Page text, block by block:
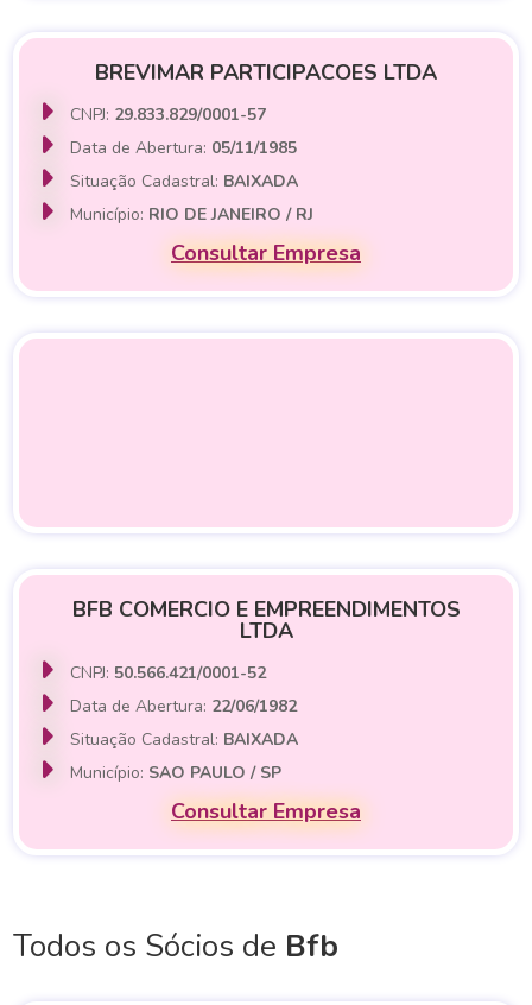
BREVIMAR PARTICIPACOES LTDA
CNPJ: 29.833.829/0001-57
Data de Abertura: 05/11/1985
Situação Cadastral: BAIXADA
Município: RIO DE JANEIRO / RJ
Consultar Empresa
BFB COMERCIO E EMPREENDIMENTOS
LTDA
CNPJ: 50.566.421/0001-52
Data de Abertura: 22/06/1982
Situação Cadastral: BAIXADA
Município: SAO PAULO / SP
Consultar Empresa
Todos os Sócios de Bfb